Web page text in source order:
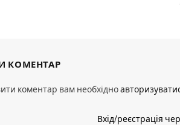
КОМЕНТАР
коментар вам необхідно
Вхід/реєстрація